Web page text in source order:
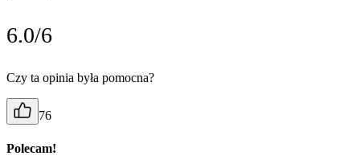
6.0/6
Czy ta opinia była pomocna?
76
Polecam!